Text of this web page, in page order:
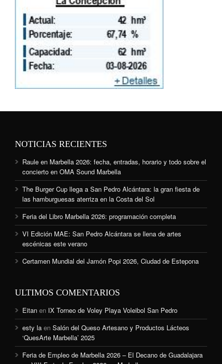
NOTICIAS RECIENTES
Raule en Marbella 2026: fecha, entradas, horario y todo sobre el
concierto en OMA Sound Marbella
The Burger Cup llega a San Pedro Alcántara: la gran fiesta de
las hamburguesas aterriza en la Costa del Sol
Feria del Libro Marbella 2026: programación completa
VI Edición MAE: San Pedro Alcántara se llena de artes
escénicas este verano
Certamen Mundial del Jamón Popi 2026, Ciudad de Estepona
ULTIMOS COMENTARIOS
Eitan en IX Torneo de Voley Playa Voleibol San Pedro
esty la en Salón del Queso Artesano y Productos Lácteos
‘QuesArte Marbella’ 2025
Feria de Empleo de Marbella 2026 – El Decano de Guadalajara